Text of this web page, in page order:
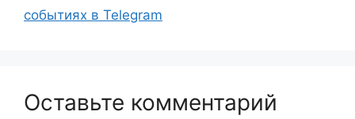
событиях в Telegram
Оставьте комментарий